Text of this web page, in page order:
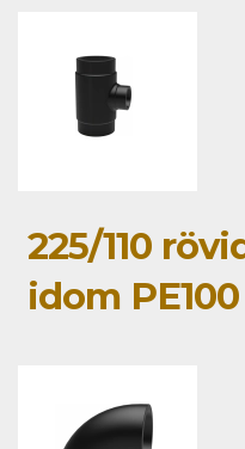
225/110
idom PE100